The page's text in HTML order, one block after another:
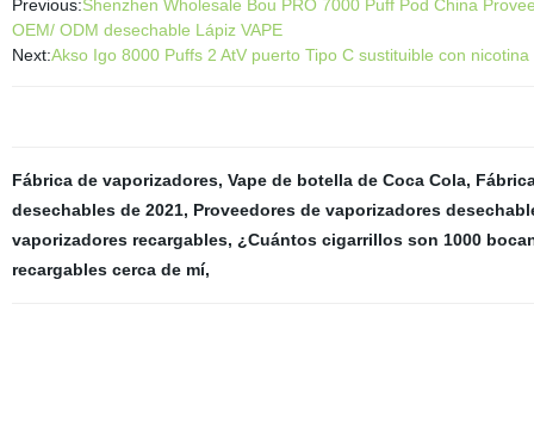
Previous:Shenzhen Wholesale Bou PRO 7000 Puff Pod China
OEM/ ODM desechable Lápiz VAPE
Next:Akso Igo 8000 Puffs 2 AtV puerto Tipo C sustituible con
Fábrica de vaporizadores, Vape de botella de Coca Cola,
desechables de 2021, Proveedores de vaporizadores
vaporizadores recargables, ¿Cuántos cigarrillos son 1000
recargables cerca de mí,